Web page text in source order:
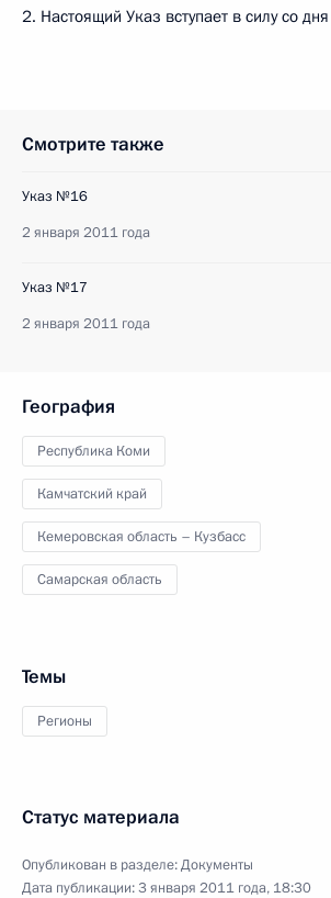
2. Настоящий Указ вступает в силу со
Смотрите также
Указ №16
2 января 2011 года
Указ №17
2 января 2011 года
География
Республика Коми
Камчатский край
Кемеровская область – Кузбасс
Самарская область
Темы
Регионы
Статус материала
Опубликован в разделе:Документы
Дата публикации:3 января 2011 года, 18:30